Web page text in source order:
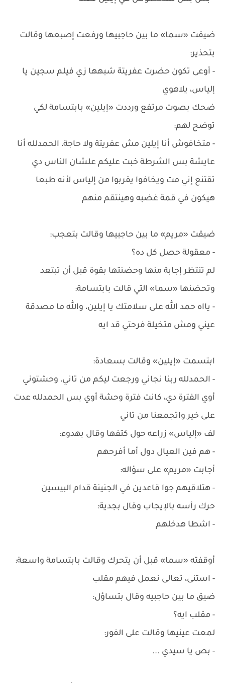
ضيقت «سما» ما بين حاجبيها ورفعت إصبعها وقالت
بتحذير:
- أوعى تكون حضرت عفريتة شبهها زي فيلم سجين يا
إلياس، يلاهوي
ضحك بصوت مرتفع ورددت «إيلين» بابتسامة لكي
توضح لهم:
- متخافوش أنا إيلين مش عفريتة ولا حاجة، الحمدلله أنا
عايشة بس الشرطة خبت عليكم علشان الناس دي
تقتنع إني مت ويخافوا يقربوا من إلياس لأنه طبعا
هيكون في قمة غضبه وهينتقم منهم
ضيقت «مريم» ما بين حاجبيها وقالت بتعجب:
- معقولة حصل كل ده؟
لم تنتظر إجابة منها وحضنتها بقوة قبل أن تبتعد
وتحضنها «سما» التي قالت بابتسامة:
- يااه حمد الله على سلامتك يا إيلين، والله ما مصدقة
عيني ومش متخيلة فرحتي قد ايه
ابتسمت «إيلين» وقالت بسعادة:
- الحمدلله ربنا نجاني ورجعت ليكم من تاني، وحشتوني
أوي الفترة دي، كانت فترة وحشة أوي بس الحمدلله عدت
على خير واتجمعنا من تاني
لف «إلياس» زراعه حول كتفها وقال بهدوء:
- هم فين العيال دول أما أفرحهم
أجابت «مريم» على سؤاله:
- هتلاقيهم جوا قاعدين في الجنينة قدام البيسين
حرك رأسه بالإيجاب وقال بجدية:
- اشطا هدخلهم
أوقفته «سما» قبل أن يتحرك وقالت بابتسامة واسعة:
- استنى، تعالى نعمل فيهم مقلب
ضيق ما بين حاجبيه وقال بتساؤل:
- مقلب ايه؟
لمعت عينيها وقالت على الفور:
- بص يا سيدي ...